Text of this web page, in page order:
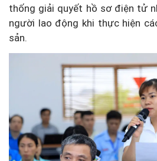
thống giải quyết hồ sơ điện tử
người lao động khi thực hiện
sản.